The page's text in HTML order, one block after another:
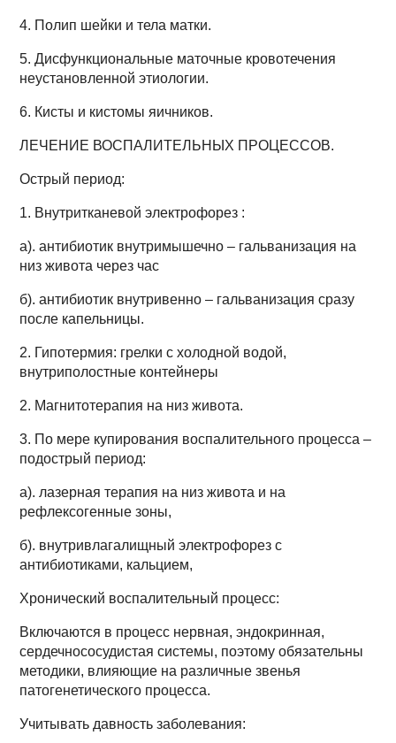
4. Полип шейки и тела матки.
5. Дисфункциональные маточные кровотечения
неустановленной этиологии.
6. Кисты и кистомы яичников.
ЛЕЧЕНИЕ ВОСПАЛИТЕЛЬНЫХ ПРОЦЕССОВ.
Острый период:
1. Внутритканевой электрофорез :
а). антибиотик внутримышечно – гальванизация на
низ живота через час
б). антибиотик внутривенно – гальванизация сразу
после капельницы.
2. Гипотермия: грелки с холодной водой,
внутриполостные контейнеры
2. Магнитотерапия на низ живота.
3. По мере купирования воспалительного процесса –
подострый период:
а). лазерная терапия на низ живота и на
рефлексогенные зоны,
б). внутривлагалищный электрофорез с
антибиотиками, кальцием,
Хронический воспалительный процесс:
Включаются в процесс нервная, эндокринная,
сердечнососудистая системы, поэтому обязательны
методики, влияющие на различные звенья
патогенетического процесса.
Учитывать давность заболевания: